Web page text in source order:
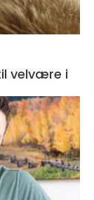
velvære i